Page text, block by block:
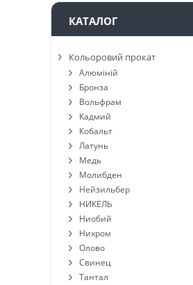
КАТАЛОГ
Кольоровий прокат
Алюміній
Бронза
Вольфрам
Кадмий
Кобальт
Латунь
Медь
Молибден
Нейзильбер
НИКЕЛЬ
Ниобий
Нихром
Олово
Свинец
Тантал